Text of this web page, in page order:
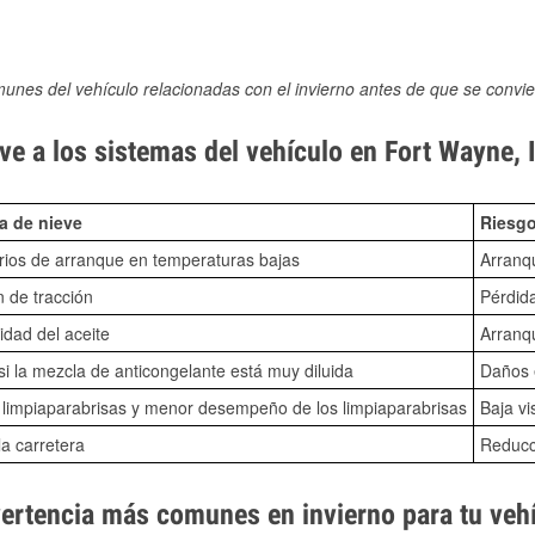
del vehículo relacionadas con el invierno antes de que se
a los sistemas del vehículo en Fort Wayne,
de nieve
de arranque en temperaturas bajas
de tracción
del aceite
la mezcla de anticongelante está muy diluida
y menor desempeño de los limpiaparabrisas Baja
carretera
más comunes en invierno para tu